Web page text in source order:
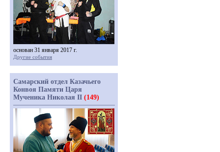
основан 31 января 2017 г.
Другие события
Самарский отдел Казачьего
Конвоя Памяти Царя
Мученика Николая II (149)